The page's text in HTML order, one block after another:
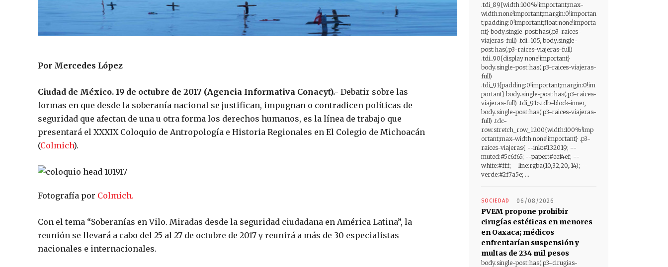
Por Mercedes López
Ciudad de México. 19 de octubre de 2017 (Agencia Informativa Conacyt).- Debatir sobre las
formas en que desde la soberanía nacional se justifican, impugnan o contradicen políticas de
seguridad que afectan de una u otra forma los derechos humanos, es la línea de trabajo que
presentará el XXXIX Coloquio de Antropología e Historia Regionales en El Colegio de Michoacán
(Colmich).
Fotografía por Colmich.
Con el tema “Soberanías en Vilo. Miradas desde la seguridad ciudadana en América Latina”, la
reunión se llevará a cabo del 25 al 27 de octubre de 2017 y reunirá a más de 30 especialistas
nacionales e internacionales.
.tdi_89{width:100%!important;max-
width:none!important;margin:0!importan
t;padding:0!important;float:none!importa
nt} body.single-post:has(.p3-raices-
viajeras-full) .tdi_105, body.single-
post:has(.p3-raices-viajeras-full)
.tdi_90{display:none!important}
body.single-post:has(.p3-raices-viajeras-
full)
.tdi_91{padding:0!important;margin:0!im
portant} body.single-post:has(.p3-raices-
viajeras-full) .tdi_91>.tdb-block-inner,
body.single-post:has(.p3-raices-viajeras-
full) .tdc-
row.stretch_row_1200{width:100%!imp
ortant;max-width:none!important} .p3-
raices-viajeras{ --ink:#132019; --
muted:#5c6f65; --paper:#eef4ef; --
white:#fff; --line:rgba(10,32,20,.14); --
verde:#2f7a5e; ...
SOCIEDAD 06/08/2026
PVEM propone prohibir
cirugías estéticas en menores
en Oaxaca; médicos
enfrentarían suspensión y
multas de 234 mil pesos
body.single-post:has(.p3-cirugias-